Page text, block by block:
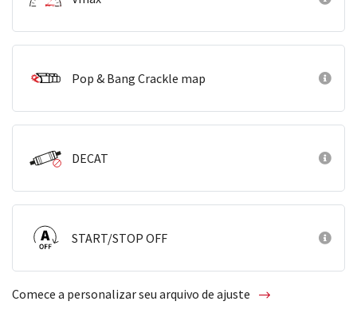
Pop & Bang Crackle map
DECAT
START/STOP OFF
Comece a personalizar seu arquivo de ajuste